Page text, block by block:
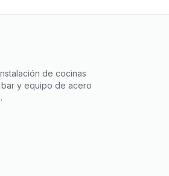
de cocinas
y equipo de acero